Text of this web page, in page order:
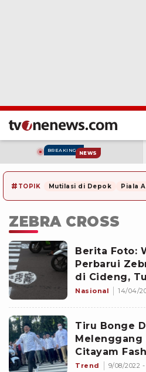
BREAKING NEWS
# TOPIK Mutilasi di Depok Piala
ZEBRA CROSS
Berita Foto:
Perbarui
di Cideng,
Nasional 14/04/
Tiru Bonge
Melenggang
Citayam
Trend 9/08/2022 -